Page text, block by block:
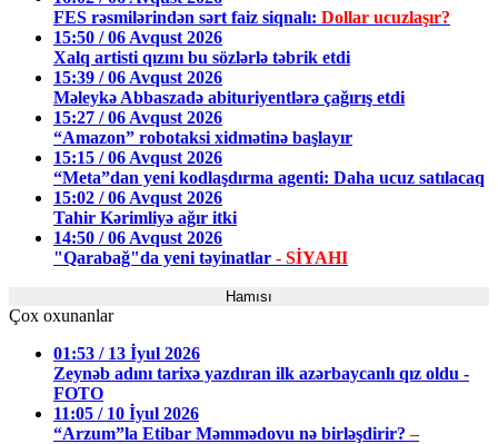
FES rəsmilərindən sərt faiz siqnalı: Dollar ucuzlaşır?
15:50 / 06 Avqust 2026
Xalq artisti qızını bu sözlərlə təbrik etdi
15:39 / 06 Avqust 2026
Məleykə Abbaszadə abituriyentlərə çağırış etdi
15:27 / 06 Avqust 2026
“Amazon” robotaksi xidmətinə başlayır
15:15 / 06 Avqust 2026
“Meta”dan yeni kodlaşdırma agenti: Daha ucuz satılacaq
15:02 / 06 Avqust 2026
Tahir Kərimliyə ağır itki
14:50 / 06 Avqust 2026
"Qarabağ"da yeni təyinatlar - SİYAHI
Hamısı
Çox oxunanlar
01:53 / 13 İyul 2026
Zeynəb adını tarixə yazdıran ilk azərbaycanlı qız oldu -
FOTO
11:05 / 10 İyul 2026
“Arzum”la Etibar Məmmədovu nə birləşdirir?–